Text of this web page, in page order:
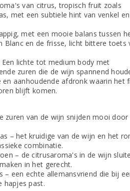
van citrus, tropisch fruit zoals
met een subtiele hint van venkel en
met een mooie balans tussen
Blanc en de frisse, licht bittere toets
Een lichte tot medium body met
zuren die de wijn spannend
en aanhoudende afdronk waarin het
blijft komen.
zuren van de wijn snijden mooi door
– het kruidige van de wijn en het
combinatie.
– de citrusaroma's in de wijn
in het gerecht.
– een echte allemansvriend die bij
hapjes past.